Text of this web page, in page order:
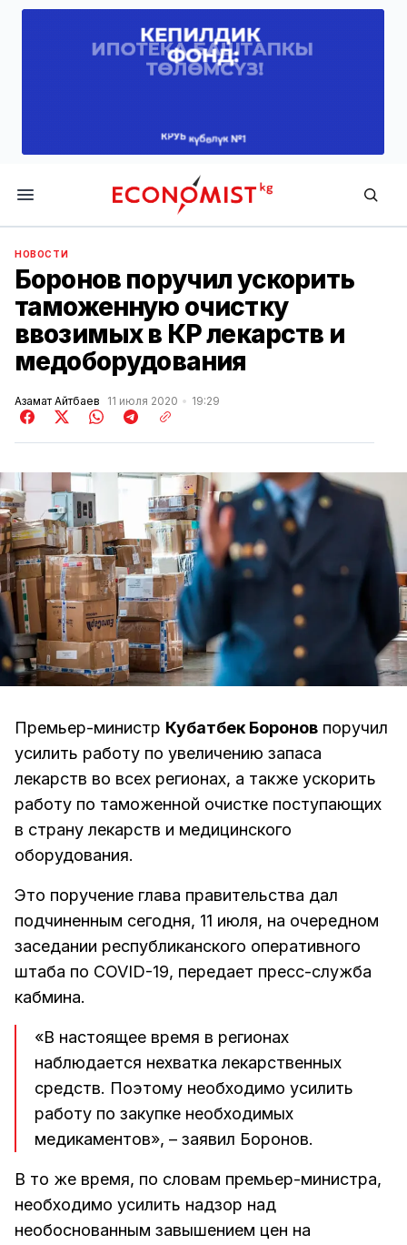
Economist.kg
НОВОСТИ
Боронов поручил ускорить
таможенную очистку
ввозимых в КР лекарств и
медоборудования
Азамат Айтбаев 11 июля 2020 19:29
Премьер-министр Кубатбек Боронов поручил
усилить работу по увеличению запаса
лекарств во всех регионах, а также ускорить
работу по таможенной очистке поступающих
в страну лекарств и медицинского
оборудования.
Это поручение глава правительства дал
подчиненным сегодня, 11 июля, на очередном
заседании республиканского оперативного
штаба по COVID-19, передает пресс-служба
кабмина.
«В настоящее время в регионах
наблюдается нехватка лекарственных
средств. Поэтому необходимо усилить
работу по закупке необходимых
медикаментов», – заявил Боронов.
В то же время, по словам премьер-министра,
необходимо усилить надзор над
необоснованным завышением цен на